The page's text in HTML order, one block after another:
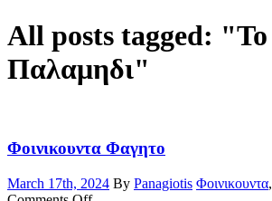
All posts tagged: "Το
Παλαμηδι"
Φοινικουντα Φαγητο
March 17th, 2024 By Panagiotis Φοινικουντα,